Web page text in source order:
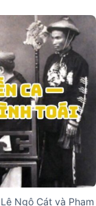
Ngô Cát và Phạm